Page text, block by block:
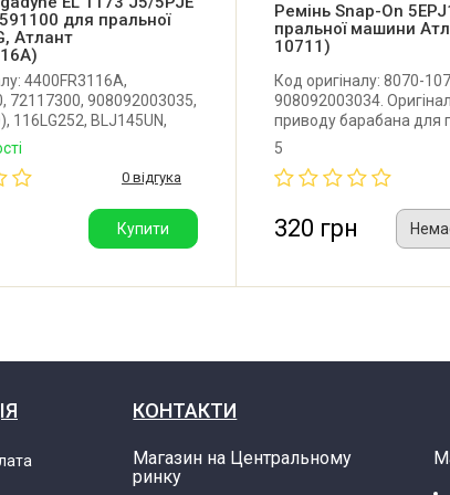
для пральної
Атлант
4400FR3116A,
72117300, 908092003035,
116LG252, BLJ145UN,
ремінь приводу
аналогом ременя 5
0 відгука
Купити
Ремінь Snap-On
пральної машини
10711)
Код оригіналу: 8070-
908092003034.
приводу барабана для
машини Атлант.
виробництва.
"аналоги".
5
320 грн
КОНТАКТИ
Магазин на Центральному
ринку